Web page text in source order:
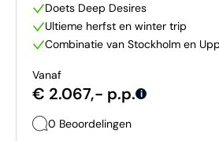
Doets Deep Desires
Ultieme herfst en winter trip
Combinatie van Stockholm en
Vanaf
€ 2.067,- p.p. i
0 Beoordelingen